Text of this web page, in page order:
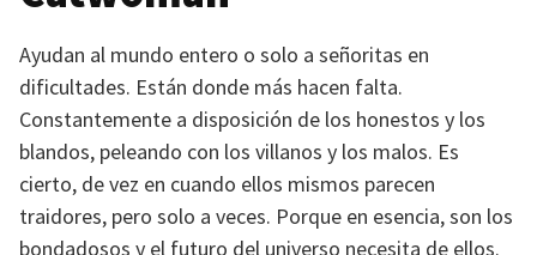
Ayudan al mundo entero o solo a señoritas en
dificultades. Están donde más hacen falta.
Constantemente a disposición de los honestos y los
blandos, peleando con los villanos y los malos. Es
cierto, de vez en cuando ellos mismos parecen
traidores, pero solo a veces. Porque en esencia, son los
bondadosos y el futuro del universo necesita de ellos.